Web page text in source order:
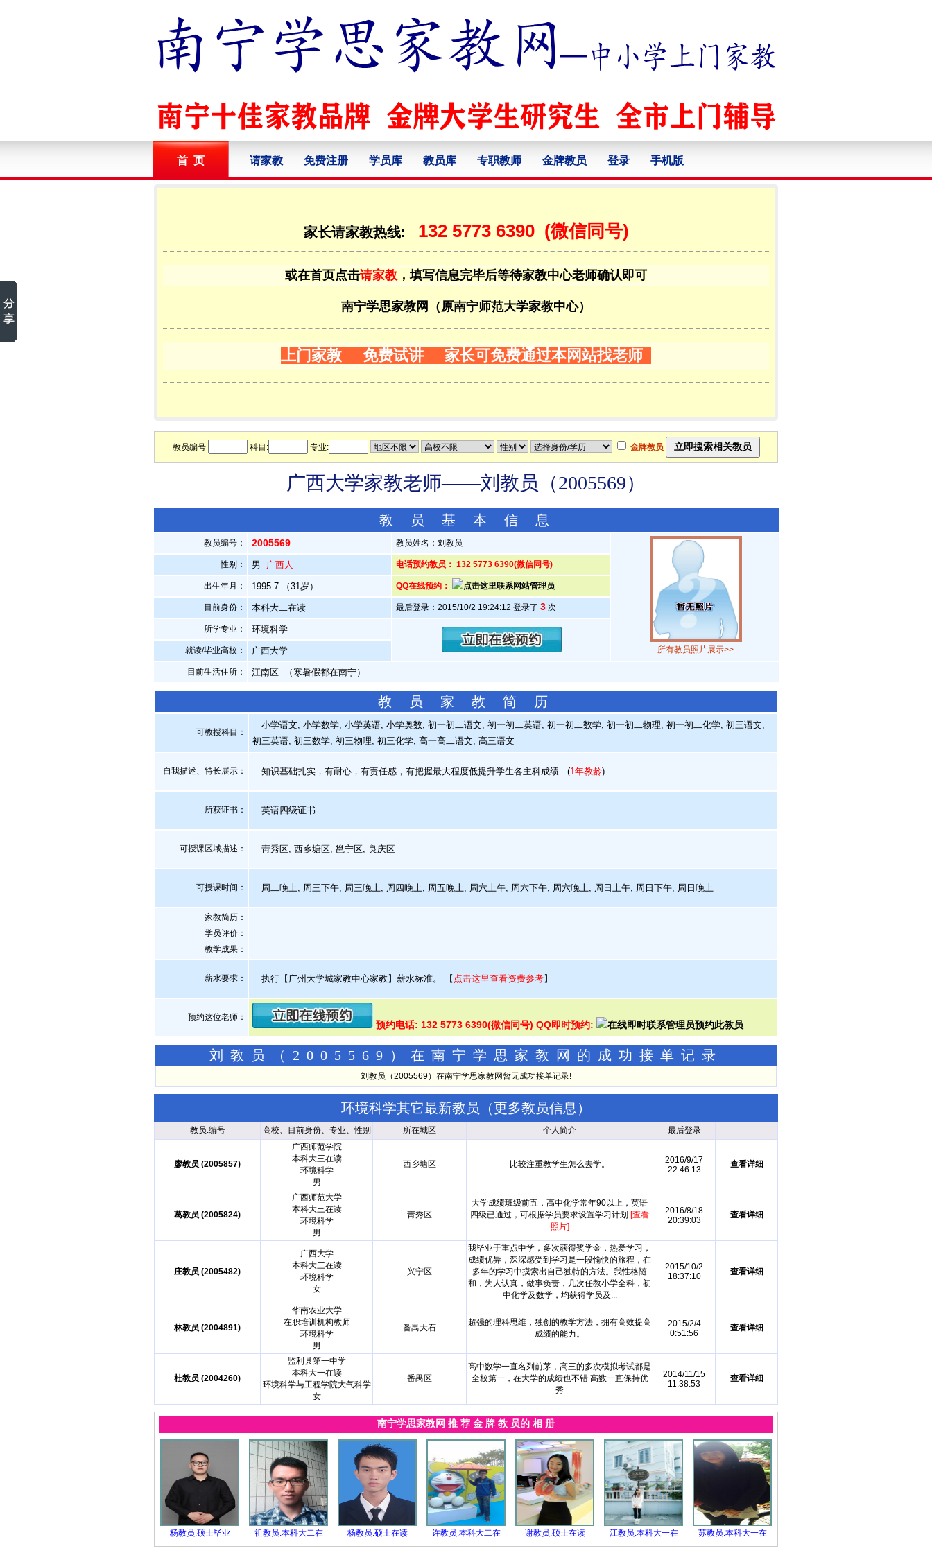
首 页 请家教 免费注册 学员库 教员库 专职教师 金牌教员 登录 手机版
家长请家教热线: 132 5773 6390(微信同号)
或在首页点击请家教 ，填写信息完毕后等待家教中心老师确认即可
南宁学思家教网（原南宁师范大学家教中心）
上门家教 免费试讲 家长可免费通过本网站找老师
教员编号 科目: 专业: 金牌教员
广西大学家教老师——刘教员（2005569）
教 员 基 本 信 息
教员编号： 2005569 教员姓名：刘教员
所有教员照片展示>>
性别： 男 广西人 电话预约教员： 132 5773 6390(微信同号)
出生年月： 1995-7 （31岁） QQ在线预约：
目前身份： 本科大二在读 最后登录：2015/10/2 19:24:12 登录了 3次
所学专业： 环境科学
就读/毕业高校： 广西大学
目前生活住所： 江南区. （寒暑假都在南宁）
教 员 家 教 简 历
可教授科目：
小学语文, 小学数学, 小学英语, 小学奥数, 初一初二语文, 初一初二英语, 初一初二数学, 初一初二物理, 初一初二化学, 初三语文,
初三英语, 初三数学, 初三物理, 初三化学, 高一高二语文, 高三语文
自我描述、特长展示 ： 知识基础扎实，有耐心，有责任感，有把握最大程度低提升学生各主科成绩 (1年教龄)
所获证书 ： 英语四级证书
可授课区域描述： 靑秀区, 西乡塘区, 邕宁区, 良庆区
可授课时间： 周二晚上, 周三下午, 周三晚上, 周四晚上, 周五晚上, 周六上午, 周六下午, 周六晚上, 周日上午, 周日下午, 周日晚上
家教简历：
学员评价：
教学成果：
薪水要求： 执行【广州大学城家教中心家教】薪水标准。 【 点击这里查看资费参考】
预约这位老师：
预约电话: 132 5773 6390(微信同号) QQ即时预约:
刘教员（2005569）在南宁学思家教网的成功接单记录
刘教员（2005569）在南宁学思家教网暂无成功接单记录!
环境科学其它最新教员（更多教员信息 ）
教员.编号 高校、目前身份、专业、性别 所在城区 个人简介 最后登录
廖教员 (2005857)
广西师范学院
本科大三在读
环境科学
男
西乡塘区 比较注重教学生怎么去学。
2016/9/17
22:46:13
查看详细
葛教员 (2005824)
广西师范大学
本科大三在读
环境科学
男
靑秀区
大学成绩班级前五，高中化学常年90以上，英语
四级已通过，可根据学员要求设置学习计划 [查看
照片]
2016/8/18
20:39:03
查看详细
庄教员 (2005482)
广西大学
本科大三在读
环境科学
女
兴宁区
我毕业于重点中学，多次获得奖学金，热爱学习，
成绩优异，深深感受到学习是一段愉快的旅程，在
多年的学习中摸索出自己独特的方法。我性格随
和，为人认真，做事负责，几次任教小学全科，初
中化学及数学，均获得学员及...
2015/10/2
18:37:10
查看详细
林教员 (2004891)
华南农业大学
在职培训机构教师
环境科学
男
番禺大石
超强的理科思维，独创的教学方法，拥有高效提高
成绩的能力。
2015/2/4
0:51:56
查看详细
杜教员 (2004260)
监利县第一中学
本科大一在读
环境科学与工程学院大气科学
女
番禺区
高中数学一直名列前茅，高三的多次模拟考试都是
全校第一，在大学的成绩也不错 高数一直保持优
秀
2014/11/15
11:38:53
查看详细
南宁学思家教网 推 荐 金 牌 教 员的 相 册
杨教员.硕士毕业 祖教员.本科大二在 杨教员.硕士在读 许教员.本科大二在 谢教员.硕士在读 江教员.本科大一在 苏教员.本科大一在